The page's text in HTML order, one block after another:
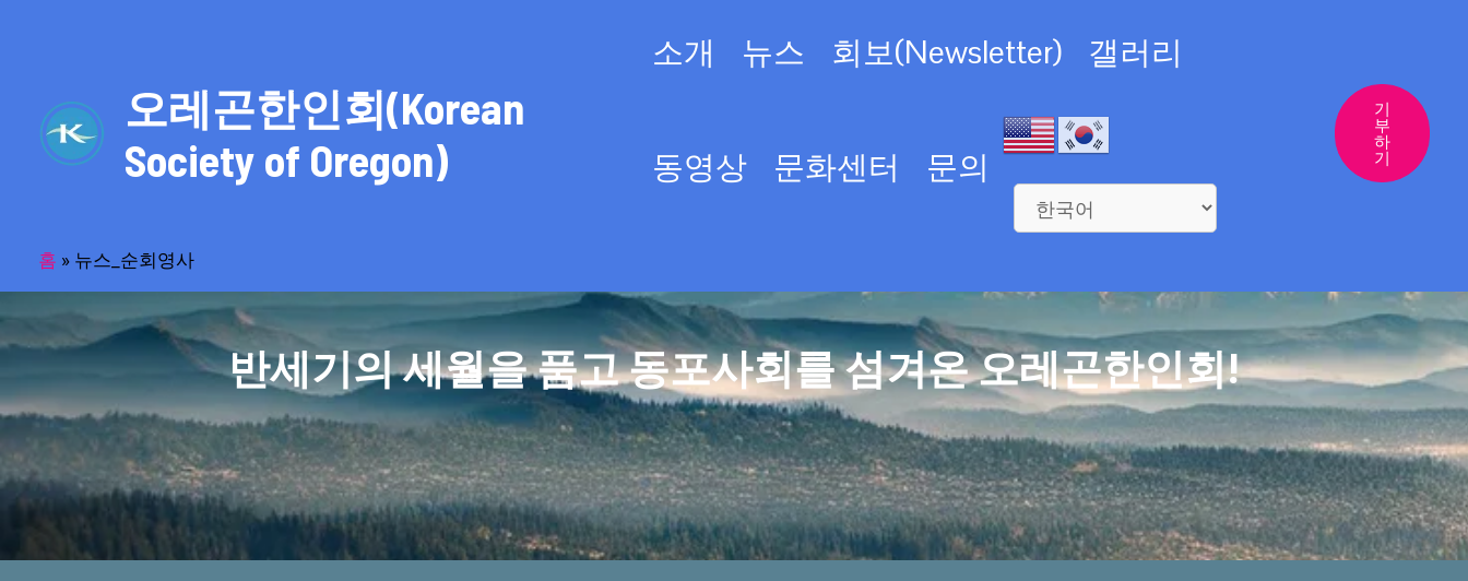
오레곤한인회(Korean
Society of Oregon)
소개 뉴스 회보(Newsletter) 갤러리
동영상 문화센터 문의
기
부
하
기
홈 » 뉴스_순회영사
반세기의 세월을 품고 동포사회를 섬겨온 오레곤한인회!